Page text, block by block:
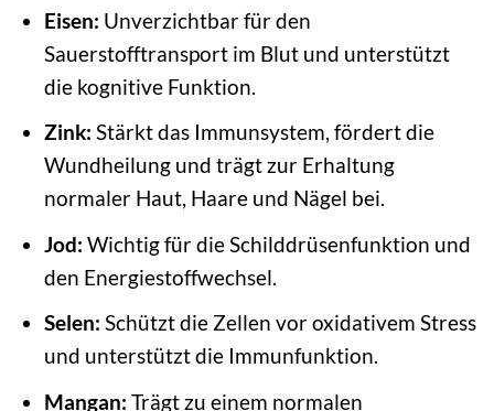
Eisen: Unverzichtbar für den
Sauerstofftransport im Blut und unterstützt
die kognitive Funktion.
Zink: Stärkt das Immunsystem, fördert die
Wundheilung und trägt zur Erhaltung
normaler Haut, Haare und Nägel bei.
Jod: Wichtig für die Schilddrüsenfunktion und
den Energiestoffwechsel.
Selen: Schützt die Zellen vor oxidativem Stress
und unterstützt die Immunfunktion.
Mangan: Trägt zu einem normalen